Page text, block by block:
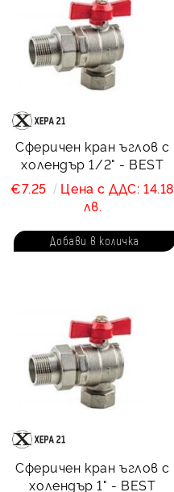
Сферичен кран ъглов с
холендър 1/2" - BEST
€7.25
Цена с ДДС: 14.18
лв.
Сферичен кран ъглов с
холендър 1" - BEST